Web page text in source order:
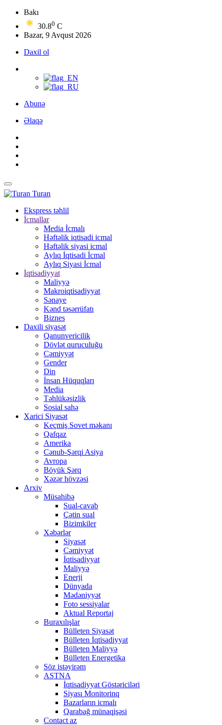
Bakı
30.80 C
Bazar, 9 Avqust 2026
Daxil ol
Abunə
Əlaqə
Turan
Ekspress təhlil
İcmallar
Media İcmalı
Həftəlik iqtisadi icmal
Həftəlik siyasi icmal
Aylıq İqtisadi İcmal
Aylıq Siyasi İcmal
İqtisadiyyat
Maliyyə
Makroiqtisadiyyat
Sənaye
Kənd təsərrüfatı
Biznes
Daxili siyasət
Qanunvericilik
Dövlət quruculuğu
Cəmiyyət
Gender
Din
İnsan Hüquqları
Media
Təhlükəsizlik
Sosial sahə
Xarici Siyasət
Keçmiş Sovet məkanı
Qafqaz
Amerika
Cənub-Şərqi Asiya
Avropa
Böyük Şərq
Xəzər hövzəsi
Arxiv
Müsahibə
Sual-cavab
Çətin sual
Bizimkiler
Xəbərlər
Siyasət
Cəmiyyət
İqtisadiyyat
Maliyyə
Enerji
Dünyada
Mədəniyyət
Foto sessiyalar
Aktual Reportaj
Buraxılışlar
Bülleten Siyasət
Bülleten İqtisadiyyat
Bülleten Maliyyə
Bülleten Energetika
Söz istəyirəm
ASTNA
İqtisadiyyat Göstəriciləri
Siyası Monitorinq
Bazarların icmalı
Qarabağ münaqişəsi
Contact az